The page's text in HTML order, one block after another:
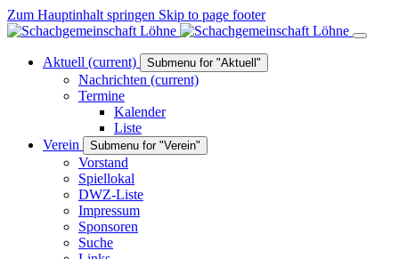
Zum Hauptinhalt springen Skip to page footer
Aktuell (current) Submenu for "Aktuell"
Nachrichten (current)
Termine
Kalender
Liste
Verein
Submenu for "Verein"
Vorstand
Spiellokal
DWZ-Liste
Impressum
Sponsoren
Suche